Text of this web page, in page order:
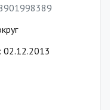
02.12.2013